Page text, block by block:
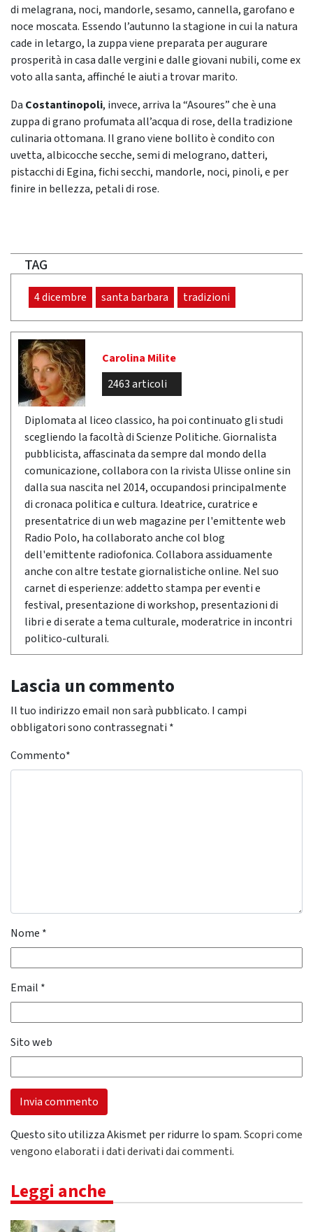
di melagrana, noci, mandorle, sesamo, cannella, garofano e
noce moscata. Essendo l’autunno la stagione in cui la natura
cade in letargo, la zuppa viene preparata per augurare
prosperità in casa dalle vergini e dalle giovani nubili, come ex
voto alla santa, affinché le aiuti a trovar marito.
Da Costantinopoli, invece, arriva la “Asoures” che è una
zuppa di grano profumata all’acqua di rose, della tradizione
culinaria ottomana. Il grano viene bollito è condito con
uvetta, albicocche secche, semi di melograno, datteri,
pistacchi di Egina, fichi secchi, mandorle, noci, pinoli, e per
finire in bellezza, petali di rose.
TAG
4 dicembre santa barbara tradizioni
Carolina Milite
2463 articoli
Diplomata al liceo classico, ha poi continuato gli studi
scegliendo la facoltà di Scienze Politiche. Giornalista
pubblicista, affascinata da sempre dal mondo della
comunicazione, collabora con la rivista Ulisse online sin
dalla sua nascita nel 2014, occupandosi principalmente
di cronaca politica e cultura. Ideatrice, curatrice e
presentatrice di un web magazine per l'emittente web
Radio Polo, ha collaborato anche col blog
dell'emittente radiofonica. Collabora assiduamente
anche con altre testate giornalistiche online. Nel suo
carnet di esperienze: addetto stampa per eventi e
festival, presentazione di workshop, presentazioni di
libri e di serate a tema culturale, moderatrice in incontri
politico-culturali.
Lascia un commento
Il tuo indirizzo email non sarà pubblicato. I campi
obbligatori sono contrassegnati *
Commento*
Nome *
Email *
Sito web
Questo sito utilizza Akismet per ridurre lo spam.Scopri come
vengono elaborati i dati derivati dai commenti.
Leggi anche